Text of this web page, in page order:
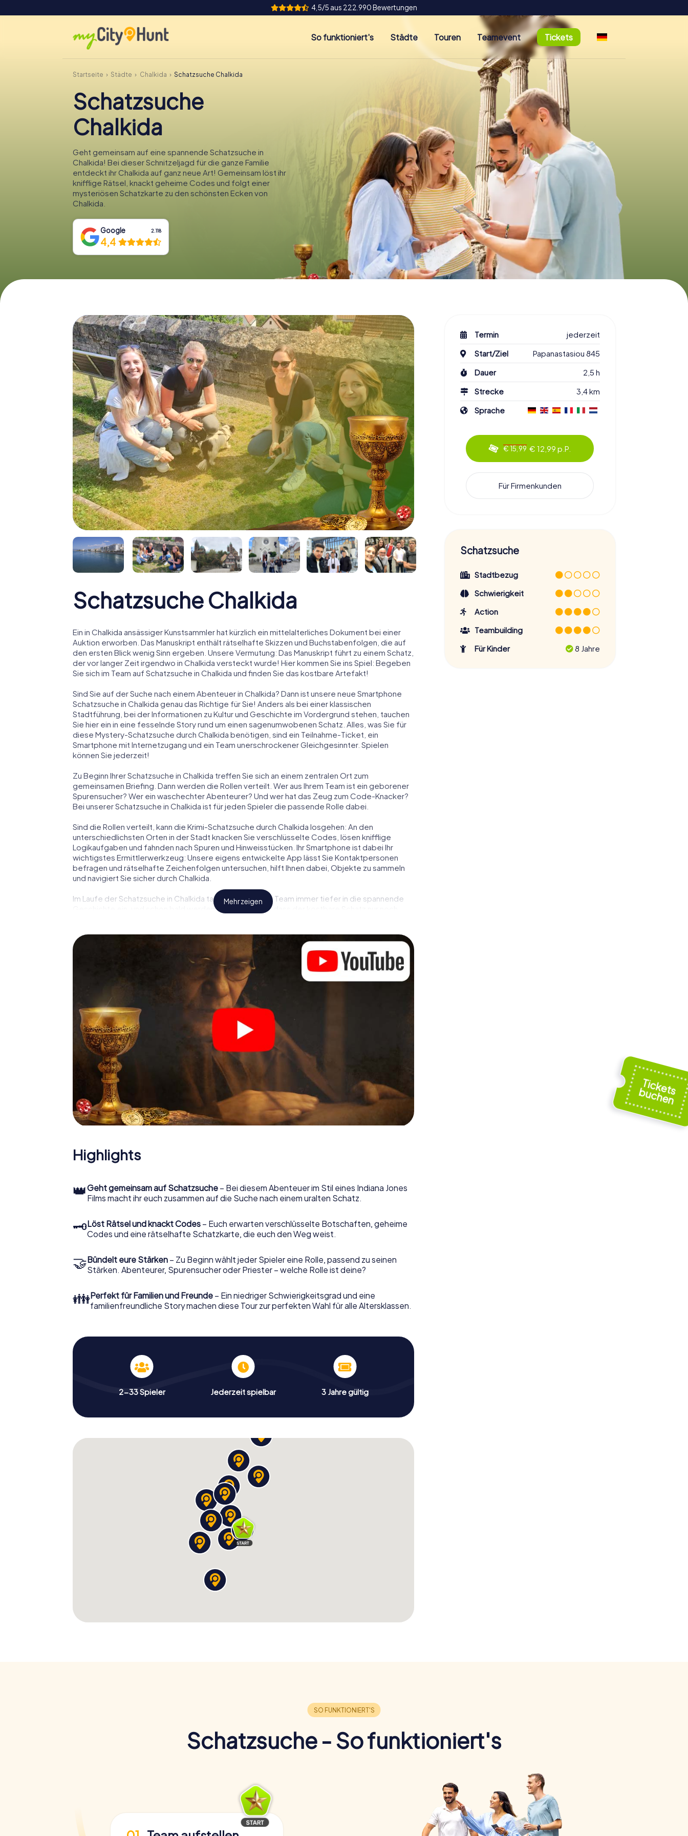
4,5/5 aus 222.990 Bewertungen
So funktioniert's Städte Touren Teamevent Tickets
Startseite Städte Chalkida Schatzsuche Chalkida
Schatzsuche
Chalkida
Geht gemeinsam auf eine spannende Schatzsuche in
Chalkida! Bei dieser Schnitzeljagd für die ganze Familie
entdeckt ihr Chalkida auf ganz neue Art! Gemeinsam löst ihr
knifflige Rätsel, knackt geheime Codes und folgt einer
mysteriösen Schatzkarte zu den schönsten Ecken von
Chalkida.
Google 2.118
4,4
Schatzsuche Chalkida
Ein in Chalkida ansässiger Kunstsammler hat kürzlich ein mittelalterliches Dokument bei einer
Auktion erworben. Das Manuskript enthält rätselhafte Skizzen und Buchstabenfolgen, die auf
den ersten Blick wenig Sinn ergeben. Unsere Vermutung: Das Manuskript führt zu einem Schatz,
der vor langer Zeit irgendwo in Chalkida versteckt wurde! Hier kommen Sie ins Spiel: Begeben
Sie sich im Team auf Schatzsuche in Chalkida und finden Sie das kostbare Artefakt!
Sind Sie auf der Suche nach einem Abenteuer in Chalkida? Dann ist unsere neue Smartphone
Schatzsuche in Chalkida genau das Richtige für Sie! Anders als bei einer klassischen
Stadtführung, bei der Informationen zu Kultur und Geschichte im Vordergrund stehen, tauchen
Sie hier ein in eine fesselnde Story rund um einen sagenumwobenen Schatz. Alles, was Sie für
diese Mystery-Schatzsuche durch Chalkida benötigen, sind ein Teilnahme-Ticket, ein
Smartphone mit Internetzugang und ein Team unerschrockener Gleichgesinnter. Spielen
können Sie jederzeit!
Zu Beginn Ihrer Schatzsuche in Chalkida treffen Sie sich an einem zentralen Ort zum
gemeinsamen Briefing. Dann werden die Rollen verteilt. Wer aus Ihrem Team ist ein geborener
Spurensucher? Wer ein waschechter Abenteurer? Und wer hat das Zeug zum Code-Knacker?
Bei unserer Schatzsuche in Chalkida ist für jeden Spieler die passende Rolle dabei.
Sind die Rollen verteilt, kann die Krimi-Schatzsuche durch Chalkida losgehen: An den
unterschiedlichsten Orten in der Stadt knacken Sie verschlüsselte Codes, lösen knifflige
Logikaufgaben und fahnden nach Spuren und Hinweisstücken. Ihr Smartphone ist dabei Ihr
wichtigstes Ermittlerwerkzeug: Unsere eigens entwickelte App lässt Sie Kontaktpersonen
befragen und rätselhafte Zeichenfolgen untersuchen, hilft Ihnen dabei, Objekte zu sammeln
und navigiert Sie sicher durch Chalkida.
Im Laufe der Schatzsuche in Chalkida tauchen Sie und Ihr Team immer tiefer in die spannende
Geschichte ein, und schon bald werden Sie feststellen, dass der kostbare Schatz nur noch
Mehr zeigen
Highlights
👑Geht gemeinsam auf Schatzsuche – Bei diesem Abenteuer im Stil eines Indiana Jones
Films macht ihr euch zusammen auf die Suche nach einem uralten Schatz.
🗝Löst Rätsel und knackt Codes – Euch erwarten verschlüsselte Botschaften, geheime
Codes und eine rätselhafte Schatzkarte, die euch den Weg weist.
🤝Bündelt eure Stärken – Zu Beginn wählt jeder Spieler eine Rolle, passend zu seinen
Stärken. Abenteurer, Spurensucher oder Priester – welche Rolle ist deine?
👪Perfekt für Familien und Freunde – Ein niedriger Schwierigkeitsgrad und eine
familienfreundliche Story machen diese Tour zur perfekten Wahl für alle Altersklassen.
2-33 Spieler Jederzeit spielbar 3 Jahre gültig
Termin
jederzeit
Start/Ziel
Papanastasiou 845
Dauer
2,5 h
Strecke
3,4 km
Sprache
€ 15,99 € 12,99 p.P.
Für Firmenkunden
Schatzsuche
Stadtbezug
Schwierigkeit
Action
Teambuilding
Für Kinder
8 Jahre
Schatzsuche - So funktioniert's